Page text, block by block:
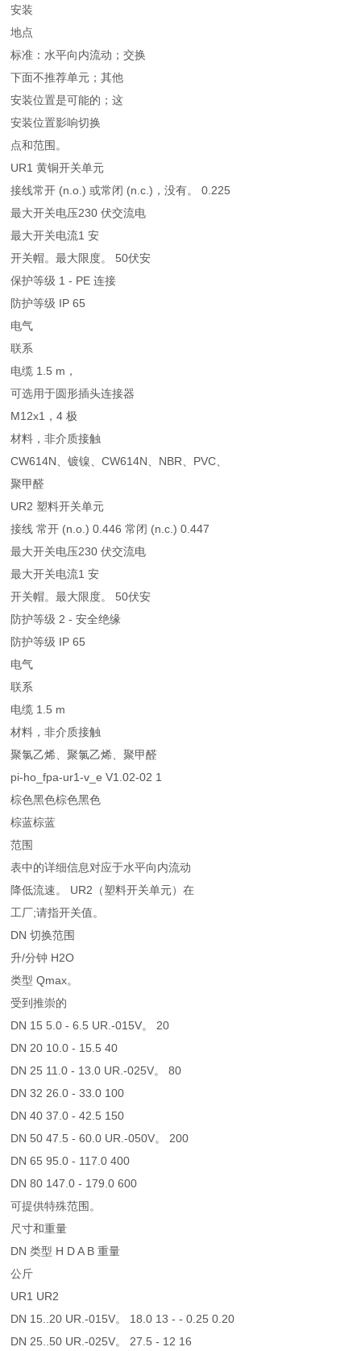
安装
地点
标准：水平向内流动；交换
下面不推荐单元；其他
安装位置是可能的；这
安装位置影响切换
点和范围。
UR1 黄铜开关单元
接线常开 (n.o.) 或常闭 (n.c.)，没有。 0.225
最大开关电压230 伏交流电
最大开关电流1 安
开关帽。最大限度。 50伏安
保护等级 1 - PE 连接
防护等级 IP 65
电气
联系
电缆 1.5 m，
可选用于圆形插头连接器
M12x1，4 极
材料，非介质接触
CW614N、镀镍、CW614N、NBR、PVC、
聚甲醛
UR2 塑料开关单元
接线 常开 (n.o.) 0.446 常闭 (n.c.) 0.447
最大开关电压230 伏交流电
最大开关电流1 安
开关帽。最大限度。 50伏安
防护等级 2 - 安全绝缘
防护等级 IP 65
电气
联系
电缆 1.5 m
材料，非介质接触
聚氯乙烯、聚氯乙烯、聚甲醛
pi-ho_fpa-ur1-v_e V1.02-02 1
棕色黑色棕色黑色
棕蓝棕蓝
范围
表中的详细信息对应于水平向内流动
降低流速。 UR2（塑料开关单元）在
工厂;请指开关值。
DN 切换范围
升/分钟 H2O
类型 Qmax。
受到推崇的
DN 15 5.0 - 6.5 UR.-015V。 20
DN 20 10.0 - 15.5 40
DN 25 11.0 - 13.0 UR.-025V。 80
DN 32 26.0 - 33.0 100
DN 40 37.0 - 42.5 150
DN 50 47.5 - 60.0 UR.-050V。 200
DN 65 95.0 - 117.0 400
DN 80 147.0 - 179.0 600
可提供特殊范围。
尺寸和重量
DN 类型 H D A B 重量
公斤
UR1 UR2
DN 15..20 UR.-015V。 18.0 13 - - 0.25 0.20
DN 25..50 UR.-025V。 27.5 - 12 16